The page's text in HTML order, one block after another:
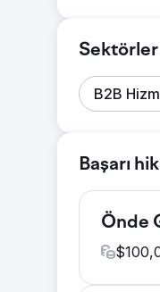
Sektörler
B2B
Başarı
Önde
$